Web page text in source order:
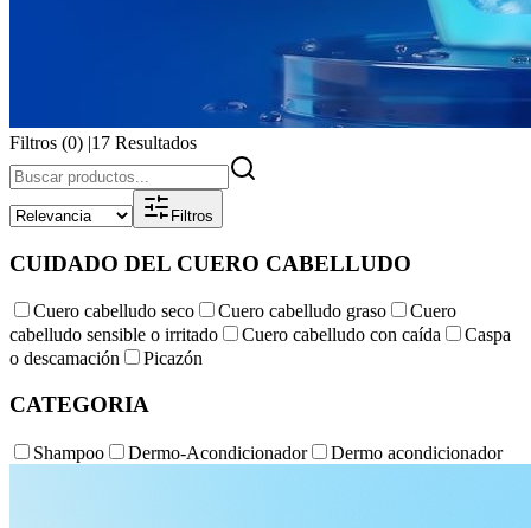
Filtros (0) |17 Resultados
Filtros
CUIDADO DEL CUERO CABELLUDO
Cuero cabelludo seco Cuero cabelludo graso
Cuero
cabelludo sensible o irritado
Cuero cabelludo con caída
Caspa
o descamación
Picazón
CATEGORIA
Shampoo Dermo-Acondicionador Dermo acondicionador